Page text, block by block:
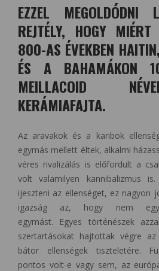
EZZEL
REJTÉLY, HOGY
800-AS ÉVEKBEN
ÉS A BAHAMÁKON
MEILLACOID
KERÁMIAFAJTA.
Az aravakok és a karibok
egymás mellett éltek, alkalmi
véres rivalizálás is előfordult a
volt valamilyen kannibalizmus
ijeszteni az ellenséget, ez nagyon
igazság az, hogy nem
egymást. Egyes történészek
szertartásokat hajtottak végre
bátor ellenségek tiszteletére.
pontos volt-e vagy sem, az